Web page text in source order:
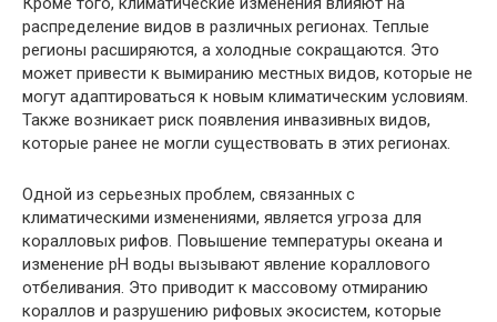
распределение видов в различных регионах. Теплые
регионы расширяются, а холодные сокращаются. Это
может привести к вымиранию местных видов, которые не
могут адаптироваться к новым климатическим условиям.
Также возникает риск появления инвазивных видов,
которые ранее не могли существовать в этих регионах.
Одной из серьезных проблем, связанных с
климатическими изменениями, является угроза для
коралловых рифов. Повышение температуры океана и
изменение pH воды вызывают явление кораллового
отбеливания. Это приводит к массовому отмиранию
кораллов и разрушению рифовых экосистем, которые